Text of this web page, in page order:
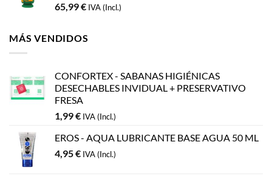
65,99€ IVA (Incl.)
MÁS VENDIDOS
CONFORTEX - SABANAS HIGIÉNICAS
DESECHABLES INVIDUAL + PRESERVATIVO
FRESA
1,99€ IVA (Incl.)
EROS - AQUA LUBRICANTE BASE AGUA 50 ML
4,95€ IVA (Incl.)